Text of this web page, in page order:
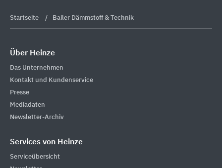
Startseite Bailer Dämmstoff & Technik
Über Heinze
Das Unternehmen
Kontakt und Kundenservice
Presse
Mediadaten
Newsletter-Archiv
Services von Heinze
Serviceübersicht